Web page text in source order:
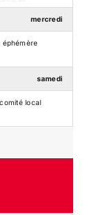
mercredi
samedi
local